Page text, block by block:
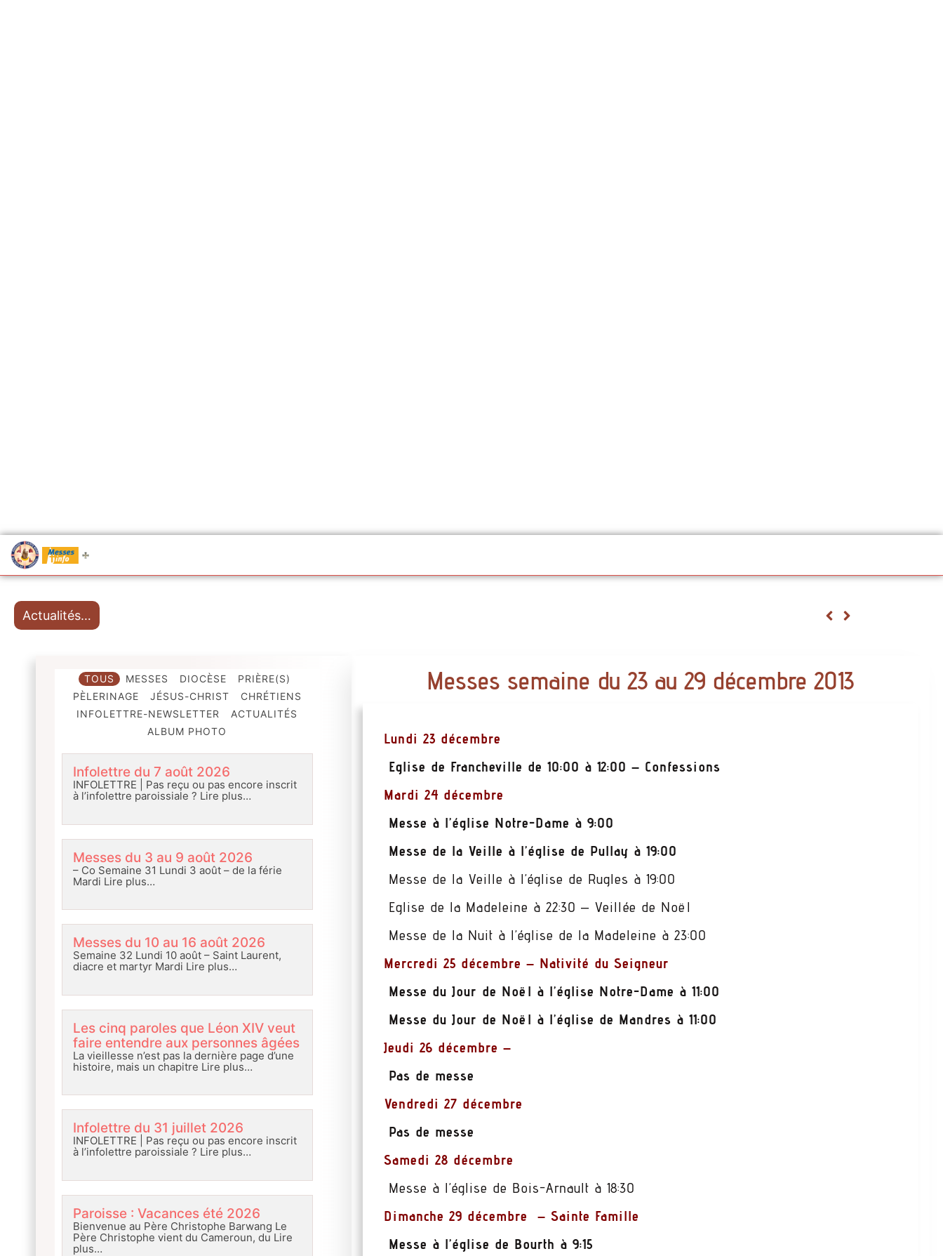
Messes
Actualités…
TOUS MESSES DIOCÈSE
PRIÈRE(S)
PÈLERINAGE
JÉSUS-CHRIST
CHRÉTIENS
INFOLETTRE-NEWSLETTER
ACTUALITÉS
ALBUM PHOTO
Infolettre du 7 août 2026
INFOLETTRE | Pas reçu ou pas encore inscrit
à l’infolettre paroissiale ? Lire plus…
Messes du 3 au 9 août 2026
– Co Semaine 31 Lundi 3 août – de la férie
Mardi Lire plus…
Messes du 10 au 16 août 2026
Semaine 32 Lundi 10 août – Saint Laurent,
diacre et martyr Mardi Lire plus…
Les cinq paroles que Léon XIV veut
faire entendre aux personnes âgées
La vieillesse n’est pas la dernière page d’une
histoire, mais un chapitre Lire plus…
Infolettre du 31 juillet 2026
INFOLETTRE | Pas reçu ou pas encore inscrit
à l’infolettre paroissiale ? Lire plus…
Paroisse : Vacances été 2026
Bienvenue au Père Christophe Barwang Le
Père Christophe vient du Cameroun, du Lire
plus…
Messes semaine du 23 au 29 décembre 2013
Lundi 23 décembre
Eglise de Francheville de 10:00 à 12:00 – Confessions
Mardi 24 décembre
Messe à l’église Notre-Dame à 9:00
Messe de la Veille à l’église de Pullay à 19:00
Messe de la Veille à l’église de Rugles à 19:00
Eglise de la Madeleine à 22:30 – Veillée de Noël
Messe de la Nuit à l’église de la Madeleine à 23:00
Mercredi 25 décembre – Nativité du Seigneur
Messe du Jour de Noël à l’église Notre-Dame à 11:00
Messe du Jour de Noël à l’église de Mandres à 11:00
Jeudi 26 décembre –
Pas de messe
Vendredi 27 décembre
Pas de messe
Samedi 28 décembre
Messe à l’église de Bois-Arnault à 18:30
Dimanche 29 décembre – Sainte Famille
Messe à l’église de Bourth à 9:15